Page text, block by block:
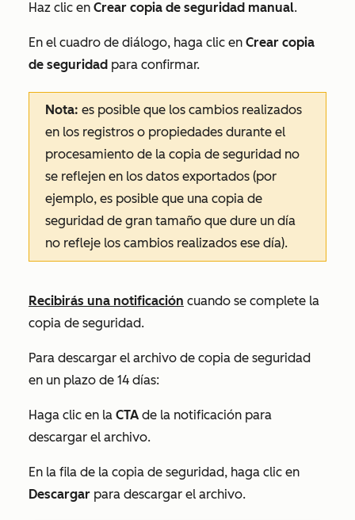
Haz clic en Crear copia de seguridad manual.
En el cuadro de diálogo, haga clic en Crear copia
de seguridad para confirmar.
Nota: es posible que los cambios realizados
en los registros o propiedades durante el
procesamiento de la copia de seguridad no
se reflejen en los datos exportados (por
ejemplo, es posible que una copia de
seguridad de gran tamaño que dure un día
no refleje los cambios realizados ese día).
Recibirás una notificación cuando se complete la
copia de seguridad.
Para descargar el archivo de copia de seguridad
en un plazo de 14 días:
Haga clic en la CTA de la notificación para
descargar el archivo.
En la fila de la copia de seguridad, haga clic en
Descargar para descargar el archivo.